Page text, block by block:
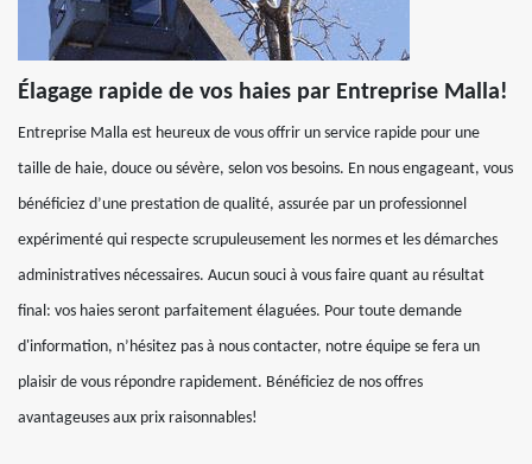
Élagage rapide de vos haies par Entreprise Malla!
Entreprise Malla est heureux de vous offrir un service rapide pour une
taille de haie, douce ou sévère, selon vos besoins. En nous engageant, vous
bénéficiez d’une prestation de qualité, assurée par un professionnel
expérimenté qui respecte scrupuleusement les normes et les démarches
administratives nécessaires. Aucun souci à vous faire quant au résultat
final: vos haies seront parfaitement élaguées. Pour toute demande
d'information, n’hésitez pas à nous contacter, notre équipe se fera un
plaisir de vous répondre rapidement. Bénéficiez de nos offres
avantageuses aux prix raisonnables!